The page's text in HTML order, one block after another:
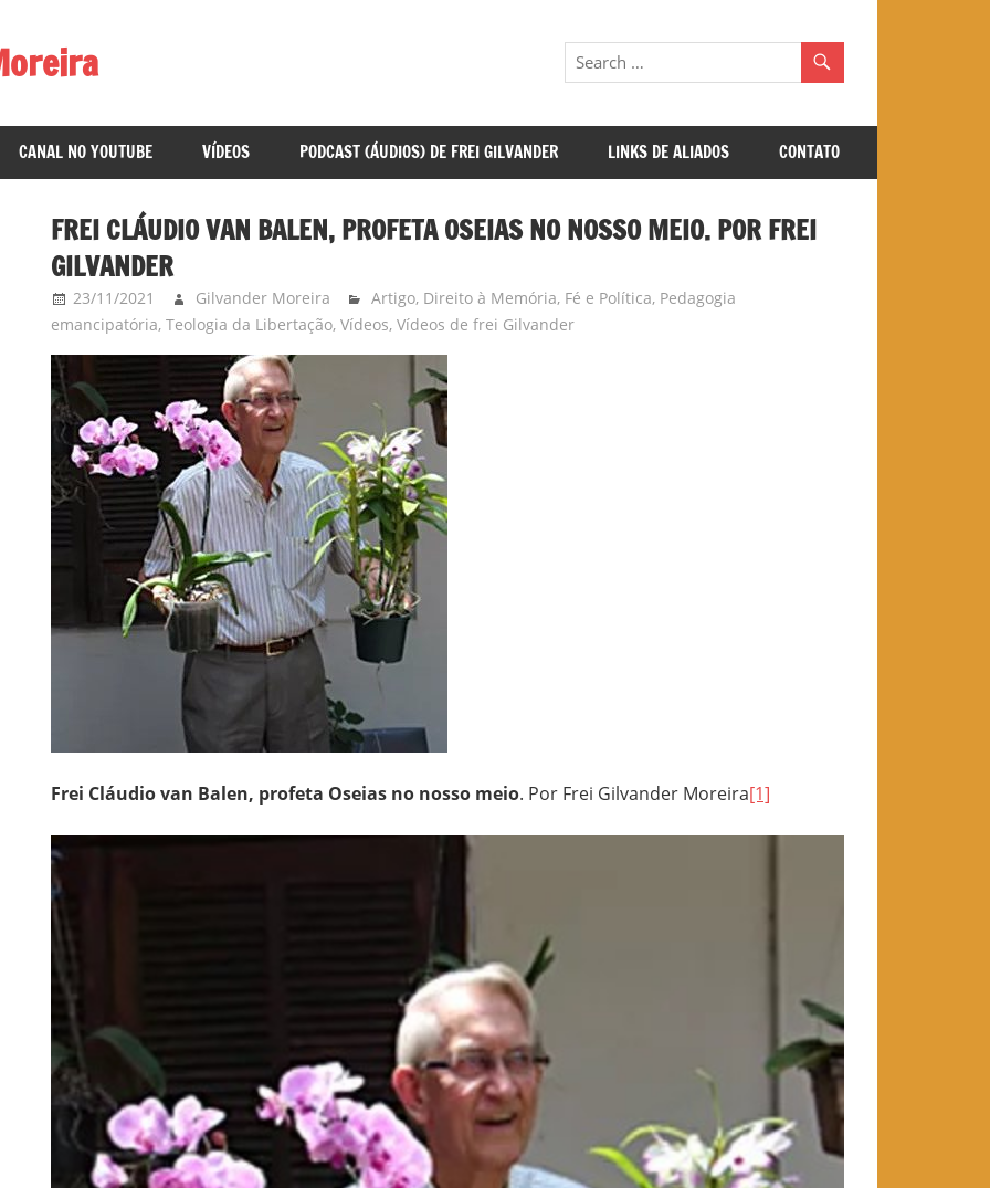
CANAL NO YOUTUBE VÍDEOS PODCAST (ÁUDIOS) DE FREI GILVANDER LINKS DE ALIADOS CONTATO
FREI CLÁUDIO VAN BALEN, PROFETA OSEIAS NO NOSSO MEIO. POR FREI
GILVANDER
23/11/2021 Gilvander Moreira Artigo, Direito à Memória, Fé e Política, Pedagogia
emancipatória,Teologia da Libertação,Vídeos,Vídeos de frei Gilvander
Frei Cláudio van Balen, profeta Oseias no nosso meio. Por Frei Gilvander Moreira[1]